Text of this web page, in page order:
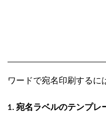
ワードで宛名印刷するに
1.宛名ラベルのテンプレ